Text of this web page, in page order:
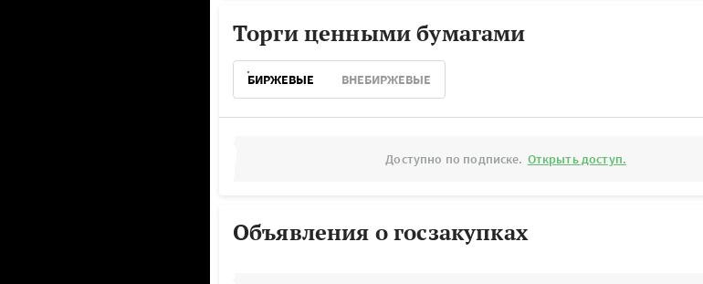
Торги ценными бумагами
БИРЖЕВЫЕ ВНЕБИРЖЕВЫЕ
Доступно по подписке. Открыть доступ.
Объявления о госзакупках